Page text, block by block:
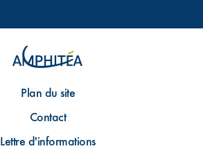
Plan du site
Contact
Lettre d'informations